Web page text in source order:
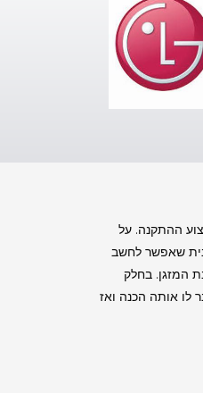
ב תקופה לחוצה שזה בדרך כלל בקיץ ויש ריבוי של הזמנות בכל זאת נשתדל להגיע עד 24 שעות לביצוע ההתקנה. על
שאפשר לחשב
המזגן. בחלק
לו אותה הכנה ואז